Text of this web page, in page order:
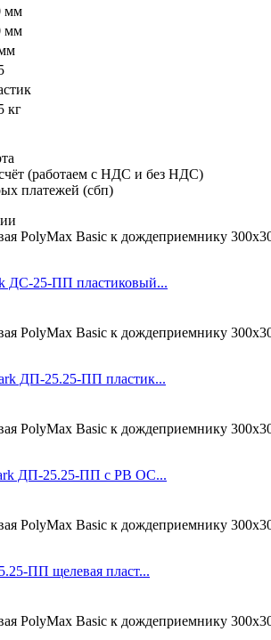
мм
мм
кг
(работаем с НДС и без НДС)
платежей (сбп)
ДС-25-ПП пластиковый...
ДП-25.25-ПП пластик...
ДП-25.25-ПП с РВ ОС...
ПП щелевая пласт...